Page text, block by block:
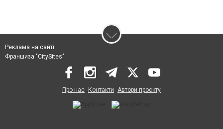
Реклама на сайті
Франшиза "CitySites"
Про нас Контакти Автори проєкту